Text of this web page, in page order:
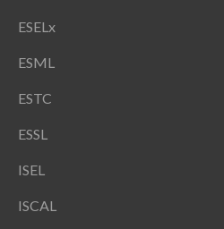
ESELx
ESML
ESTC
ESSL
ISEL
ISCAL